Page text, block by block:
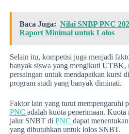
Baca Juga: Nilai SNBP PNC
Raport Minimal untuk Lolos
Selain itu, kompetisi juga menjadi
banyak siswa yang mengikuti UTBK,
persaingan untuk mendapatkan kursi di
program studi yang banyak diminati.
Faktor lain yang turut mempengaruhi
PNC adalah kuota penerimaan. Kuota
jalur SNBT di PNC dapat
yang dibutuhkan untuk lolos SNBT.